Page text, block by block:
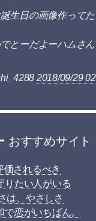
生日の画像作って
とーだよーハムさ
2018/09/29
おすすめサイト
価されるべき
りたい人がいる
は、やさしさ
で恋がいちばん。